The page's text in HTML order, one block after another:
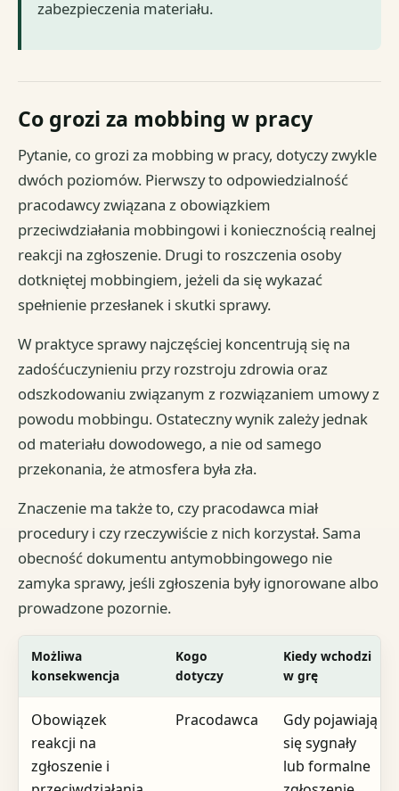
zabezpieczenia materiału.
Co grozi za mobbing w pracy
Pytanie, co grozi za mobbing w pracy, dotyczy zwykle
dwóch poziomów. Pierwszy to odpowiedzialność
pracodawcy związana z obowiązkiem
przeciwdziałania mobbingowi i koniecznością realnej
reakcji na zgłoszenie. Drugi to roszczenia osoby
dotkniętej mobbingiem, jeżeli da się wykazać
spełnienie przesłanek i skutki sprawy.
W praktyce sprawy najczęściej koncentrują się na
zadośćuczynieniu przy rozstroju zdrowia oraz
odszkodowaniu związanym z rozwiązaniem umowy z
powodu mobbingu. Ostateczny wynik zależy jednak
od materiału dowodowego, a nie od samego
przekonania, że atmosfera była zła.
Znaczenie ma także to, czy pracodawca miał
procedury i czy rzeczywiście z nich korzystał. Sama
obecność dokumentu antymobbingowego nie
zamyka sprawy, jeśli zgłoszenia były ignorowane albo
prowadzone pozornie.
Możliwa
konsekwencja
Kogo
dotyczy
Kiedy wchodzi
w grę
Obowiązek
reakcji na
zgłoszenie i
Pracodawca
Gdy pojawiają
się sygnały
lub formalne